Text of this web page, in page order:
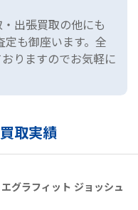
出張買取の他にも
も御座います。全
りますのでお気軽に
取実績
グラフィット ジョッシュ